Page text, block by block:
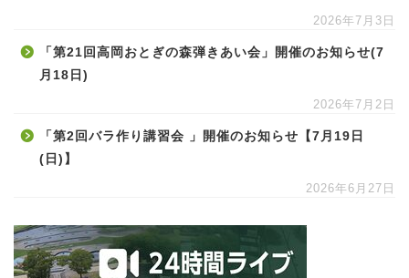
2026年7月3日
「第21回高岡おとぎの森弾きあい会」開催のお知らせ(7
月18日)
2026年7月2日
「第2回バラ作り講習会 」開催のお知らせ【7月19日
(日)】
2026年6月27日